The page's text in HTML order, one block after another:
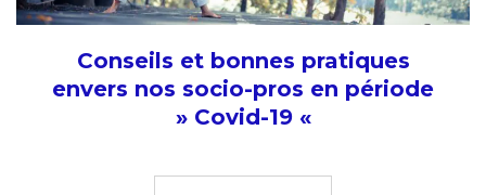
Conseils et bonnes pratiques
envers nos socio-pros en période
» Covid-19 «